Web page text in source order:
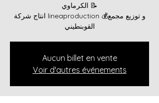
الكرماوي 📝
انتاج شركة lineaproduction 💰و توزيع مجمع
القوبنطيني
Aucun billet en vente
Voir d'autres événements